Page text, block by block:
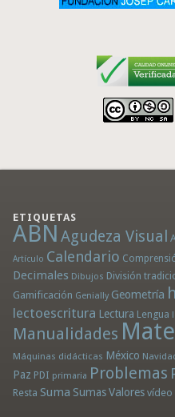
ETIQUETAS
ABN Agudeza Visual
Artículo Calendario
Decimales Dibujos División
Gamificación Genially Geometría
lectoescritura Lectura Lengua
Manualidades
Máquinas didácticas México
Paz PDI primaria Problemas
Resta Suma Sumas Valores vídeo